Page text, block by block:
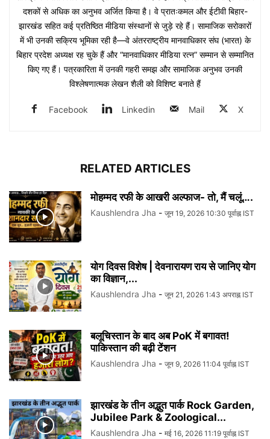
दशकों से अधिक का अनुभव अर्जित किया है। वे प्रातःकमल और ईटीवी बिहार-
झारखंड सहित कई प्रतिष्ठित मीडिया संस्थानों से जुड़े रहे हैं। सामाजिक सरोकारों
में भी उनकी सक्रिय भूमिका रही है—वे अंतरराष्ट्रीय मानवाधिकार संघ (भारत) के
बिहार प्रदेश अध्यक्ष रह चुके हैं और “मानवाधिकार मीडिया रत्न” सम्मान से सम्मानित
किए गए हैं। पत्रकारिता में उनकी गहरी समझ और सामाजिक अनुभव उनकी
विश्लेषणात्मक लेखन शैली को विशिष्ट बनाते हैं
Facebook Linkedin Mail X
RELATED ARTICLES
मोहम्मद रफी के आखरी अल्फाज- तो, मैं चलूं….
Kaushlendra Jha - जून 19, 2026 10:30 पूर्वाह्न IST
योग दिवस विशेष | देवनारायण राय से जानिए योग
का विज्ञान,...
Kaushlendra Jha - जून 21, 2026 1:43 अपराह्न IST
बलूचिस्तान के बाद अब PoK में बगावत!
पाकिस्तान की बढ़ी टेंशन
Kaushlendra Jha - जून 9, 2026 11:04 पूर्वाह्न IST
झारखंड के तीन अद्भुत पार्क Rock Garden,
Jubilee Park & Zoological...
Kaushlendra Jha - मई 16, 2026 11:19 पूर्वाह्न IST